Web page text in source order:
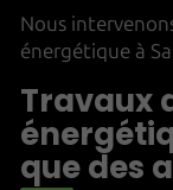
Nous
énergétique à
Travaux
que des